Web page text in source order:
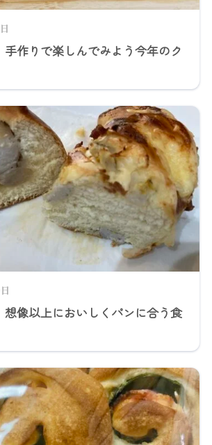
作りで楽しんでみよう今年のク
像以上においしくパンに合う食